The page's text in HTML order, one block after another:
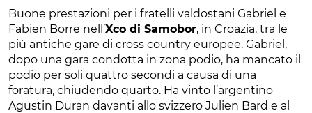
Buone prestazioni per i fratelli valdostani Gabriel e
Fabien Borre nell’Xco di Samobor, in Croazia, tra le
più antiche gare di cross country europee. Gabriel,
dopo una gara condotta in zona podio, ha mancato il
podio per soli quattro secondi a causa di una
foratura, chiudendo quarto. Ha vinto l’argentino
Agustin Duran davanti allo svizzero Julien Bard e al